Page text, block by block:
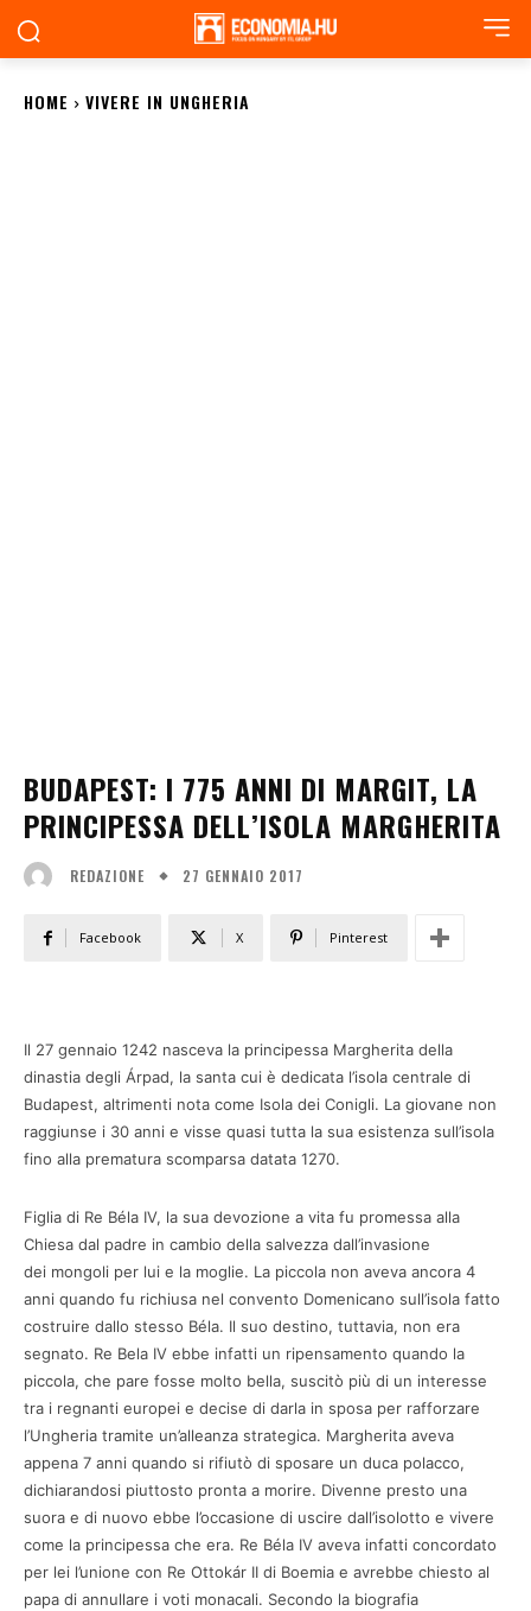
HOME VIVERE IN UNGHERIA
BUDAPEST: I 775 ANNI DI MARGIT, LA
PRINCIPESSA DELL’ISOLA MARGHERITA
REDAZIONE 27 GENNAIO 2017
Facebook X Pinterest
Il 27 gennaio 1242 nasceva la principessa Margherita della
dinastia degli Árpad, la santa cui è dedicata l’isola centrale di
Budapest, altrimenti nota come Isola dei Conigli. La giovane non
raggiunse i 30 anni e visse quasi tutta la sua esistenza sull’isola
fino alla prematura scomparsa datata 1270.
Figlia di Re Béla IV, la sua devozione a vita fu promessa alla
Chiesa dal padre in cambio della salvezza dall’invasione
dei mongoli per lui e la moglie. La piccola non aveva ancora 4
anni quando fu richiusa nel convento Domenicano sull’isola fatto
costruire dallo stesso Béla. Il suo destino, tuttavia, non era
segnato. Re Bela IV ebbe infatti un ripensamento quando la
piccola, che pare fosse molto bella, suscitò più di un interesse
tra i regnanti europei e decise di darla in sposa per rafforzare
l’Ungheria tramite un’alleanza strategica. Margherita aveva
appena 7 anni quando si rifiutò di sposare un duca polacco,
dichiarandosi piuttosto pronta a morire. Divenne presto una
suora e di nuovo ebbe l’occasione di uscire dall’isolotto e vivere
come la principessa che era. Re Béla IV aveva infatti concordato
per lei l’unione con Re Ottokár II di Boemia e avrebbe chiesto al
papa di annullare i voti monacali. Secondo la biografia